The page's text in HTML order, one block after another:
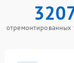
отремонтированных